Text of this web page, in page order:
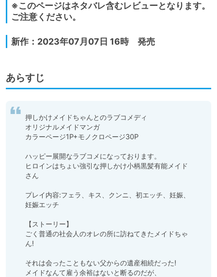
※このページはネタバレ含むレビューとなります。
ご注意ください。
新作：2023年07月07日 16時 発売
あらすじ
押しかけメイドちゃんとのラブコメディ
オリジナルメイドマンガ
カラーページ1P+モノクロページ30P
ハッピー展開なラブコメになっております。
ヒロインはちょい強引な押しかけ小柄黒髪有能メイド
さん
プレイ内容:フェラ、キス、クンニ、初エッチ、妊娠、
妊娠エッチ
【ストーリー】
ごく普通の社会人のオレの所に訪ねてきたメイドちゃ
ん!
それは会ったこともない父からの遺産相続だった!
メイドなんて雇う余裕はないと断るのだが、